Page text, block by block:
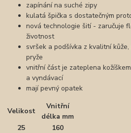
zapínání na suché zipy
kulatá špička s dostatečným
nová technologie šití - zaručuje
životnost
svršek a podšívka z kvalitní
pryže
vnitřní část je zateplena
a vyndávací
mají pevný opatek
Velikost
Vnitřní
délka mm
25
160